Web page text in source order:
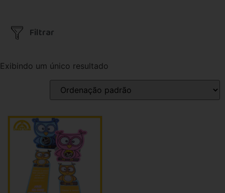
Filtrar
Exibindo um único resultado